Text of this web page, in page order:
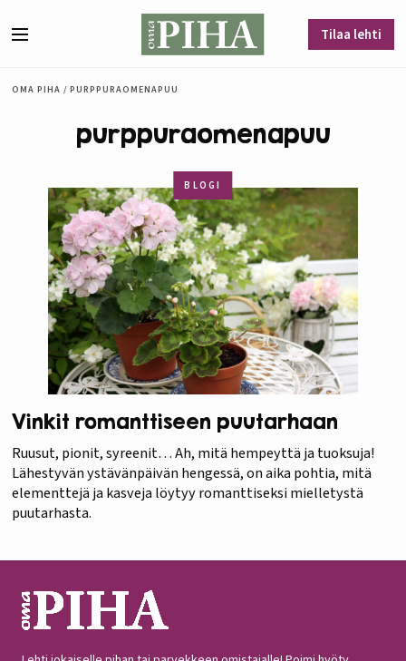
Tilaa lehti
OMA PIHA / PURPPURAOMENAPUU
purppuraomenapuu
BLOGI
Vinkit romanttiseen puutarhaan
Ruusut, pionit, syreenit… Ah, mitä hempeyttä ja tuoksuja!
Lähestyvän ystävänpäivän hengessä, on aika pohtia, mitä
elementtejä ja kasveja löytyy romanttiseksi mielletystä
puutarhasta.